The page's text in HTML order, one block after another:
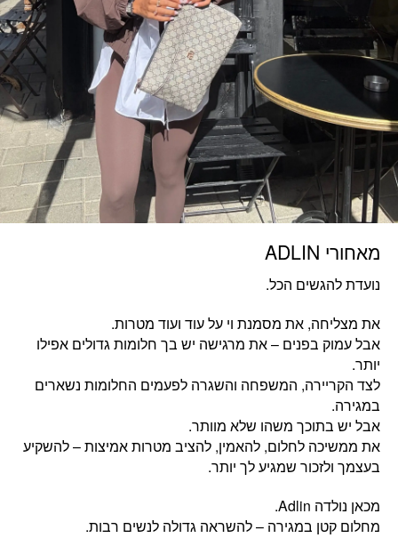
מאחורי ADLIN
נועדת להגשים הכל.
את מצליחה, את מסמנת וי על עוד ועוד מטרות.
אבל עמוק בפנים – את מרגישה יש בך חלומות גדולים אפילו
יותר.
לצד הקריירה, המשפחה והשגרה לפעמים החלומות נשארים
במגירה.
אבל יש בתוכך משהו שלא מוותר.
את ממשיכה לחלום, להאמין, להציב מטרות אמיצות – להשקיע
בעצמך ולזכור שמגיע לך יותר.
מכאן נולדה Adlin.
מחלום קטן במגירה – להשראה גדולה לנשים רבות.